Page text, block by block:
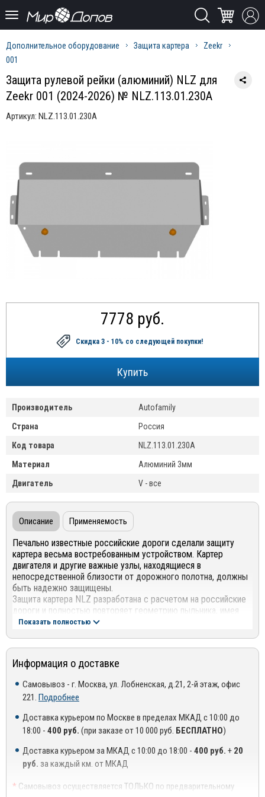
Дополнительное оборудование Защита картера
Zeekr
001
Защита рулевой рейки (алюминий) NLZ для
Zeekr 001 (2024-2026) № NLZ.113.01.230A
Артикул: NLZ.113.01.230A
7778 руб.
Скидка 3 - 10% со следующей покупки!
Производитель
Autofamily
Страна
Россия
Код товара
NLZ.113.01.230A
Материал
Алюминий 3мм
Двигатель
V - все
Описание Применяемость
Печально известные российские дороги сделали защиту
картера весьма востребованным устройством. Картер
двигателя и другие важные узлы, находящиеся в
непосредственной близости от дорожного полотна, должны
быть надежно защищены.
Защита картера NLZ разработана с расчетом на российские
дороги и полностью повторяет геометрию пыльника, имея
достаточную жесткость, чтобы выдерживать удары при
Служит для предотвращения механических повреждений
узлов и агрегатов автомобиля, расположенных в нижних
точках днища. Защита не деформируется при ударе силой до
000 ньютонов.
компьютере систему ребер жесткости и гибов для
максимальной прочности.
Показать полностью
Информация о доставке
Самовывоз - г. Москва, ул. Лобненская, д.21, 2-й этаж, офис
221. Подробнее
Доставка курьером по Москве в пределах МКАД с 10:00 до
18:00 - 400 руб. (при заказе от 10 000 руб. БЕСПЛАТНО)
Доставка курьером за МКАД с 10:00 до 18:00 - 400 руб. + 20
руб. за каждый км. от МКАД
* Самовывоз осуществляется ТОЛЬКО по предварительному